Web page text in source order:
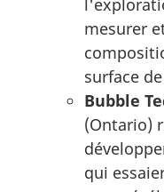
mesurer
surface
Bubble
(Ontario)
qui